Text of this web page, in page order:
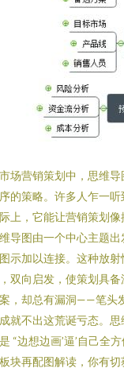
场营销策划中，思维
的策略。许多人乍一
上，它能让营销策划
导图由一个中心主题
示加以连接。这种放
双向启发，使策划具
，却总有漏洞——笔头
就不出这荒诞亏态。
“边想边画’逼’自己全
块再配图解读，你有